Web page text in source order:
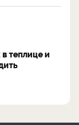
теплице и